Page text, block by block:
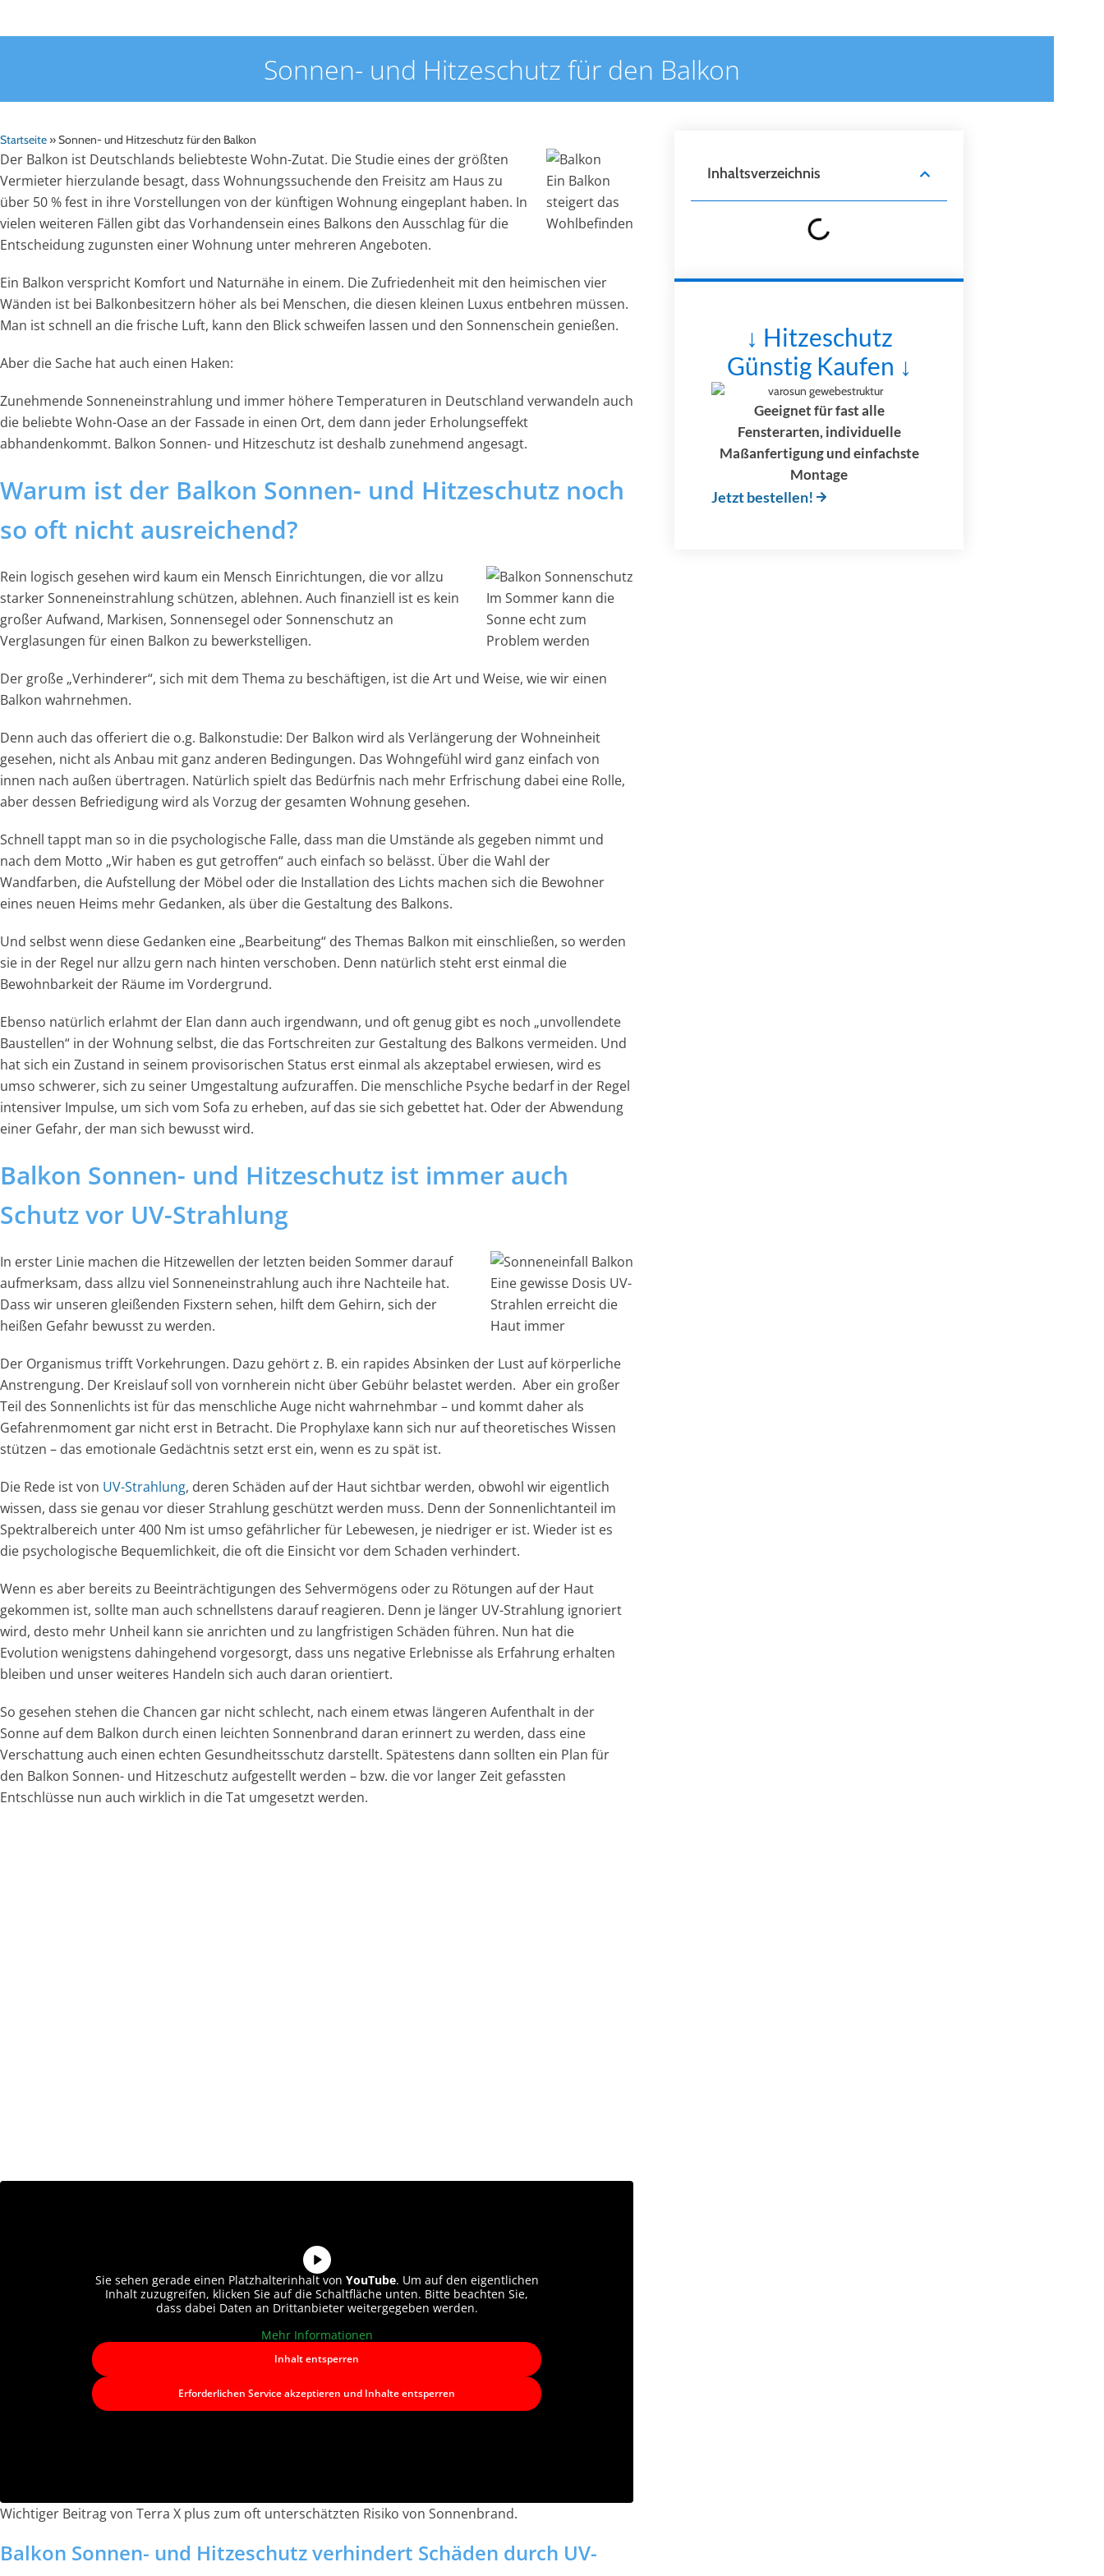
Sonnen- und Hitzeschutz für den Balkon
Startseite »Sonnen- und Hitzeschutz für den Balkon
Ein Balkon
steigert das
Wohlbefinden
Der Balkon ist Deutschlands beliebteste Wohn-Zutat. Die Studie eines der größten
Vermieter hierzulande besagt, dass Wohnungssuchende den Freisitz am Haus zu
über 50 % fest in ihre Vorstellungen von der künftigen Wohnung eingeplant haben. In
vielen weiteren Fällen gibt das Vorhandensein eines Balkons den Ausschlag für die
Entscheidung zugunsten einer Wohnung unter mehreren Angeboten.
Ein Balkon verspricht Komfort und Naturnähe in einem. Die Zufriedenheit mit den heimischen vier
Wänden ist bei Balkonbesitzern höher als bei Menschen, die diesen kleinen Luxus entbehren müssen.
Man ist schnell an die frische Luft, kann den Blick schweifen lassen und den Sonnenschein genießen.
Aber die Sache hat auch einen Haken:
Zunehmende Sonneneinstrahlung und immer höhere Temperaturen in Deutschland verwandeln auch
die beliebte Wohn-Oase an der Fassade in einen Ort, dem dann jeder Erholungseffekt
abhandenkommt. Balkon Sonnen- und Hitzeschutz ist deshalb zunehmend angesagt.
Warum ist der Balkon Sonnen- und Hitzeschutz noch
so oft nicht ausreichend?
Im Sommer kann die
Sonne echt zum
Problem werden
Rein logisch gesehen wird kaum ein Mensch Einrichtungen, die vor allzu
starker Sonneneinstrahlung schützen, ablehnen. Auch finanziell ist es kein
großer Aufwand, Markisen, Sonnensegel oder Sonnenschutz an
Verglasungen für einen Balkon zu bewerkstelligen.
Der große „Verhinderer“, sich mit dem Thema zu beschäftigen, ist die Art und Weise, wie wir einen
Balkon wahrnehmen.
Denn auch das offeriert die o.g. Balkonstudie: Der Balkon wird als Verlängerung der Wohneinheit
gesehen, nicht als Anbau mit ganz anderen Bedingungen. Das Wohngefühl wird ganz einfach von
innen nach außen übertragen. Natürlich spielt das Bedürfnis nach mehr Erfrischung dabei eine Rolle,
aber dessen Befriedigung wird als Vorzug der gesamten Wohnung gesehen.
Schnell tappt man so in die psychologische Falle, dass man die Umstände als gegeben nimmt und
nach dem Motto „Wir haben es gut getroffen“ auch einfach so belässt. Über die Wahl der
Wandfarben, die Aufstellung der Möbel oder die Installation des Lichts machen sich die Bewohner
eines neuen Heims mehr Gedanken, als über die Gestaltung des Balkons.
Und selbst wenn diese Gedanken eine „Bearbeitung“ des Themas Balkon mit einschließen, so werden
sie in der Regel nur allzu gern nach hinten verschoben. Denn natürlich steht erst einmal die
Bewohnbarkeit der Räume im Vordergrund.
Ebenso natürlich erlahmt der Elan dann auch irgendwann, und oft genug gibt es noch „unvollendete
Baustellen“ in der Wohnung selbst, die das Fortschreiten zur Gestaltung des Balkons vermeiden. Und
hat sich ein Zustand in seinem provisorischen Status erst einmal als akzeptabel erwiesen, wird es
umso schwerer, sich zu seiner Umgestaltung aufzuraffen. Die menschliche Psyche bedarf in der Regel
intensiver Impulse, um sich vom Sofa zu erheben, auf das sie sich gebettet hat. Oder der Abwendung
einer Gefahr, der man sich bewusst wird.
Balkon Sonnen- und Hitzeschutz ist immer auch
Schutz vor UV-Strahlung
Eine gewisse Dosis UV-
Strahlen erreicht die
Haut immer
In erster Linie machen die Hitzewellen der letzten beiden Sommer darauf
aufmerksam, dass allzu viel Sonneneinstrahlung auch ihre Nachteile hat.
Dass wir unseren gleißenden Fixstern sehen, hilft dem Gehirn, sich der
heißen Gefahr bewusst zu werden.
Der Organismus trifft Vorkehrungen. Dazu gehört z. B. ein rapides Absinken der Lust auf körperliche
Anstrengung. Der Kreislauf soll von vornherein nicht über Gebühr belastet werden. Aber ein großer
Teil des Sonnenlichts ist für das menschliche Auge nicht wahrnehmbar – und kommt daher als
Gefahrenmoment gar nicht erst in Betracht. Die Prophylaxe kann sich nur auf theoretisches Wissen
stützen – das emotionale Gedächtnis setzt erst ein, wenn es zu spät ist.
Die Rede ist von UV-Strahlung, deren Schäden auf der Haut sichtbar werden, obwohl wir eigentlich
wissen, dass sie genau vor dieser Strahlung geschützt werden muss. Denn der Sonnenlichtanteil im
Spektralbereich unter 400 Nm ist umso gefährlicher für Lebewesen, je niedriger er ist. Wieder ist es
die psychologische Bequemlichkeit, die oft die Einsicht vor dem Schaden verhindert.
Wenn es aber bereits zu Beeinträchtigungen des Sehvermögens oder zu Rötungen auf der Haut
gekommen ist, sollte man auch schnellstens darauf reagieren. Denn je länger UV-Strahlung ignoriert
wird, desto mehr Unheil kann sie anrichten und zu langfristigen Schäden führen. Nun hat die
Evolution wenigstens dahingehend vorgesorgt, dass uns negative Erlebnisse als Erfahrung erhalten
bleiben und unser weiteres Handeln sich auch daran orientiert.
So gesehen stehen die Chancen gar nicht schlecht, nach einem etwas längeren Aufenthalt in der
Sonne auf dem Balkon durch einen leichten Sonnenbrand daran erinnert zu werden, dass eine
Verschattung auch einen echten Gesundheitsschutz darstellt. Spätestens dann sollten ein Plan für
den Balkon Sonnen- und Hitzeschutz aufgestellt werden – bzw. die vor langer Zeit gefassten
Entschlüsse nun auch wirklich in die Tat umgesetzt werden.
Sie sehen gerade einen Platzhalterinhalt von YouTube. Um auf den eigentlichen
Inhalt zuzugreifen, klicken Sie auf die Schaltfläche unten. Bitte beachten Sie,
dass dabei Daten an Drittanbieter weitergegeben werden.
Mehr Informationen
Inhalt entsperren
Erforderlichen Service akzeptieren und Inhalte entsperren
Wichtiger Beitrag von Terra X plus zum oft unterschätzten Risiko von Sonnenbrand.
Balkon Sonnen- und Hitzeschutz verhindert Schäden durch UV-
Inhaltsverzeichnis
↓ Hitzeschutz
Günstig Kaufen ↓
Geeignet für fast alle
Fensterarten, individuelle
Maßanfertigung und einfachste
Montage
Jetzt bestellen!